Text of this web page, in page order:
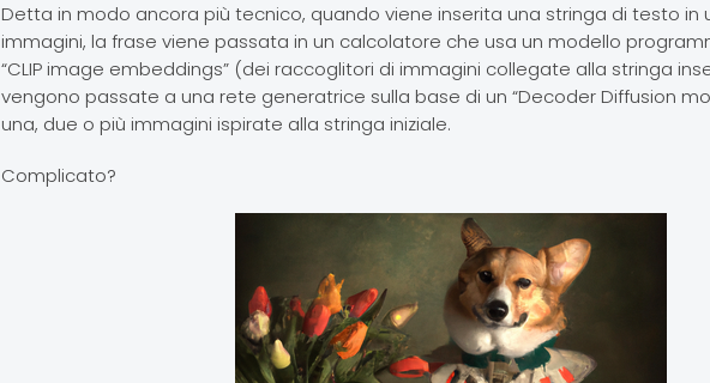
Detta in modo ancora più tecnico, quando viene inserita una stringa di testo in
immagini, la frase viene passata in un calcolatore che usa un modello
“CLIP image embeddings” (dei raccoglitori di immagini collegate alla stringa
vengono passate a una rete generatrice sulla base di un “Decoder Diffusion
una, due o più immagini ispirate alla stringa iniziale.
Complicato?